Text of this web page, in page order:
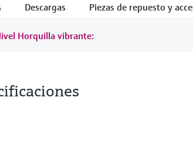
Descargas Piezas de repuesto y
Horquilla vibrante: